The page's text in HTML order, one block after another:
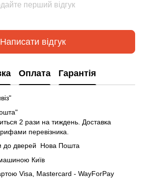
перший відгук
Написати відгук
Оплата Гарантія
2 рази на тиждень. Доставка
перевізника.
до дверей Нова Пошта
Київ
Visa, Mastercard - WayForPay